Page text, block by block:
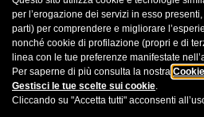
per l’erogazione dei servizi in esso
parti) per comprendere e migliorare
nonché cookie di profilazione (propri e di
linea con le tue preferenze manifestate
Per saperne di più consulta la nostra
Gestisci le tue scelte sui cookie.
Cliccando su "Accetta tutti" acconsenti
Rovigo
Treviso